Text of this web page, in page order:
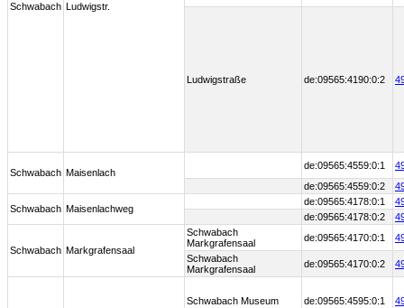
Schwabach Ludwigstr.
Ludwigstraße de:09565:4190:0:2
Schwabach Maisenlach
de:09565:4559:0:1
de:09565:4559:0:2
Schwabach Maisenlachweg
de:09565:4178:0:1
de:09565:4178:0:2
Schwabach Markgrafensaal
Schwabach
Markgrafensaal
de:09565:4170:0:1
Schwabach
Markgrafensaal
de:09565:4170:0:2
Schwabach Museum de:09565:4595:0:1